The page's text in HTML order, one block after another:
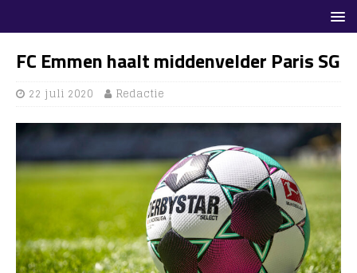
FC Emmen haalt middenvelder Paris SG
22 juli 2020 Redactie